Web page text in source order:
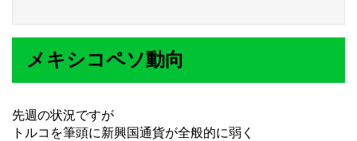
メキシコペソ動向
先週の状況ですが
トルコを筆頭に新興国通貨が全般的に弱く